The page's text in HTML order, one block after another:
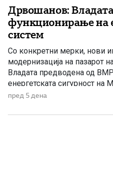
Дрвошанов:
функционирање на
систем
Со конкретни мерки, нови
модернизација на пазарот
Владата предводена од
енергетската сигурност на
пратеникот Жан
снабдувањето со
пред 5 дена